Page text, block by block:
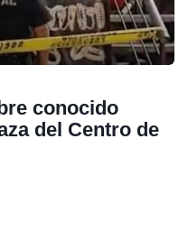
conocido
del Centro de